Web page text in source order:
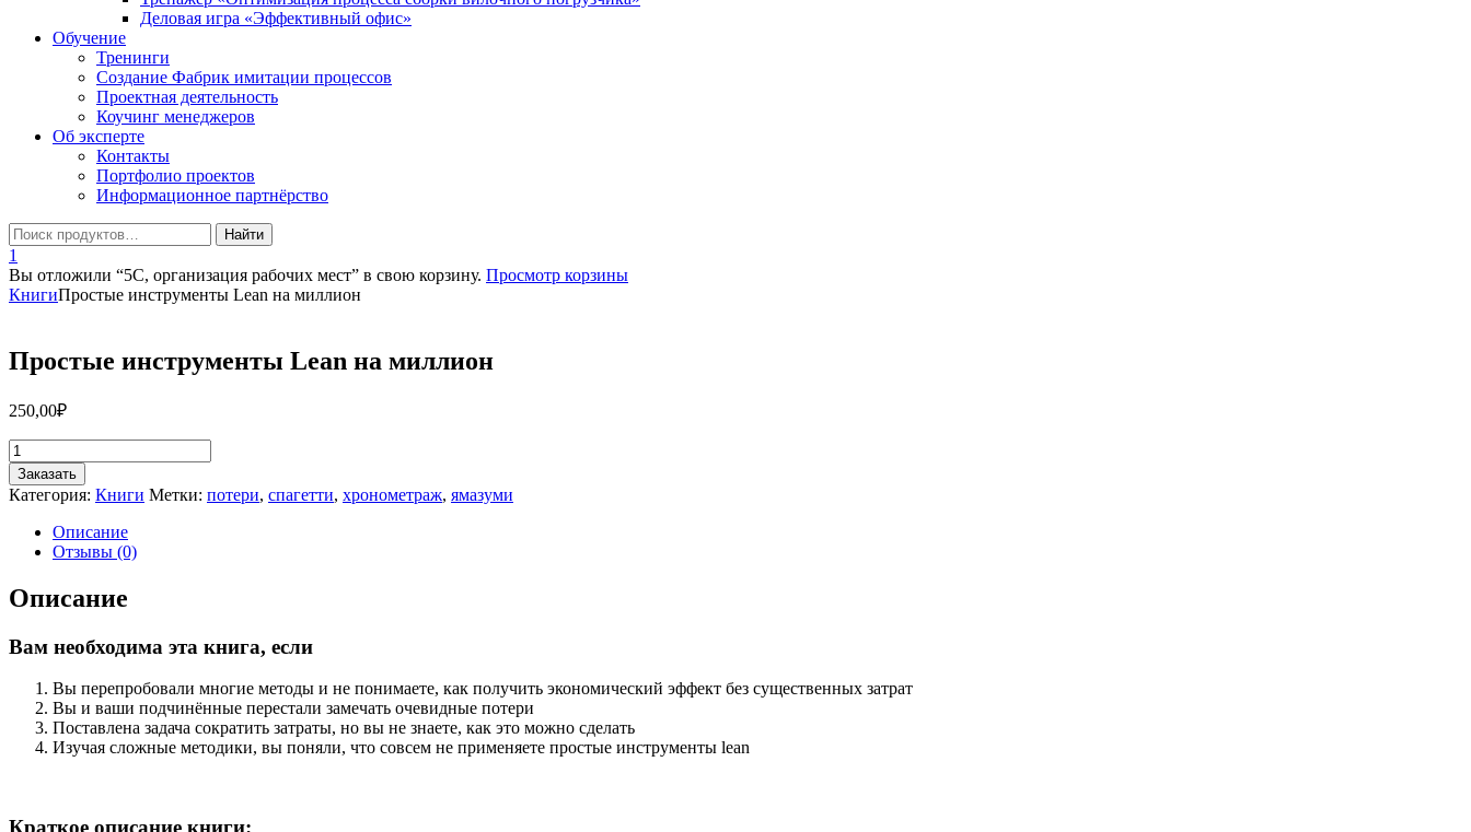
Деловая игра «Эффективный офис»
Обучение
Тренинги
Создание Фабрик имитации процессов
Проектная деятельность
Коучинг менеджеров
Об эксперте
Контакты
Портфолио проектов
Информационное партнёрство
1
Вы отложили “5С, организация рабочих мест” в свою корзину. Просмотр корзины
КнигиПростые инструменты Lean на миллион
Простые инструменты Lean на миллион
250,00₽
Количество
товара
Простые
инструменты
Lean
миллион
Заказать
Категория: Книги Метки: потери, спагетти, хронометраж, ямазуми
Описание
Отзывы (0)
Описание
Вам необходима эта книга, если
Вы перепробовали многие методы и не понимаете, как получить экономический эффект без существенных затрат
Вы и ваши подчинённые перестали замечать очевидные потери
Поставлена задача сократить затраты, но вы не знаете, как это можно сделать
Изучая сложные методики, вы поняли, что совсем не применяете простые инструменты lean
Краткое описание книги: